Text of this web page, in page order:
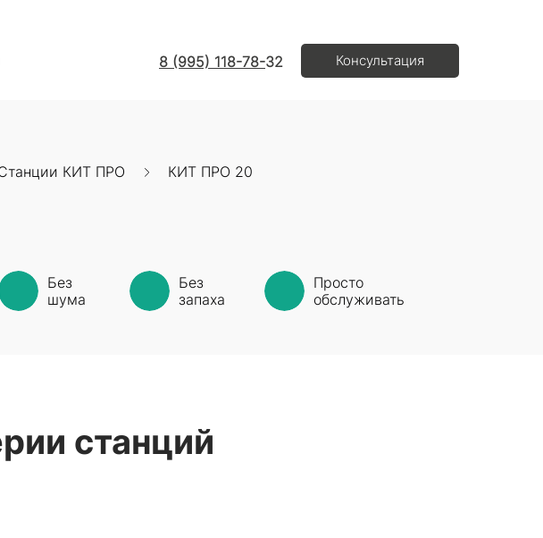
8 (995) 118-78-32 Консультация
КИТ ПРО КИТ ПРО 20
Просто
обслуживать
Без
запаха
Без
шума
станций